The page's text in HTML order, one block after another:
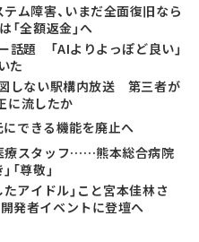
ム障害、いまだ全面復旧なら
全額返金」へ
話題 「AIよりよっぽど良い」
た
図しない駅構内放送 第三者が
に流したか
できる機能を廃止へ
療スタッフ……熊本総合病院
尊敬」
アイドル」こと宮本佳林さ
発者イベントに登壇へ